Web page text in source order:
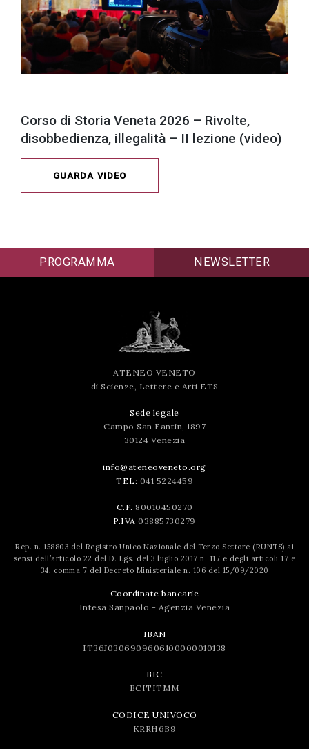
Corso di Storia Veneta 2026 – Rivolte,
disobbedienza, illegalità – II lezione (video)
GUARDA VIDEO
PROGRAMMA NEWSLETTER
ATENEO VENETO
di Scienze, Lettere e Arti ETS
Sede legale
Campo San Fantin, 1897
30124 Venezia
info@ateneoveneto.org
TEL: 041 5224459
C.F. 80010450270
P.IVA 03885730279
Rep. n. 158803 del Registro Unico Nazionale del Terzo Settore (RUNTS) ai
sensi dell’articolo 22 del D. Lgs. del 3 luglio 2017 n. 117 e degli articoli 17 e
34, comma 7 del Decreto Ministeriale n. 106 del 15/09/2020
Coordinate bancarie
Intesa Sanpaolo - Agenzia Venezia
IBAN
IT36J0306909606100000010138
BIC
BCITITMM
CODICE UNIVOCO
KRRH6B9